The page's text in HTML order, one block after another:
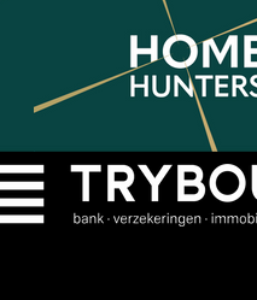
KWS
voor voor